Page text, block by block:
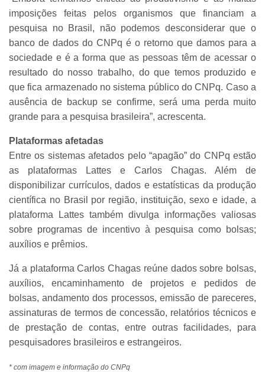
imposições feitas pelos organismos que financiam a
pesquisa no Brasil, não podemos desconsiderar que o
banco de dados do CNPq é o retorno que damos para a
sociedade e é a forma que as pessoas têm de acessar o
resultado do nosso trabalho, do que temos produzido e
que fica armazenado no sistema público do CNPq. Caso a
ausência de backup se confirme, será uma perda muito
grande para a pesquisa brasileira”, acrescenta.
Plataformas afetadas
Entre os sistemas afetados pelo “apagão” do CNPq estão
as plataformas Lattes e Carlos Chagas. Além de
disponibilizar currículos, dados e estatísticas da produção
científica no Brasil por região, instituição, sexo e idade, a
plataforma Lattes também divulga informações valiosas
sobre programas de incentivo à pesquisa como bolsas;
auxílios e prêmios.
Já a plataforma Carlos Chagas reúne dados sobre bolsas,
auxílios, encaminhamento de projetos e pedidos de
bolsas, andamento dos processos, emissão de pareceres,
assinaturas de termos de concessão, relatórios técnicos e
de prestação de contas, entre outras facilidades, para
pesquisadores brasileiros e estrangeiros.
* com imagem e informação do CNPq